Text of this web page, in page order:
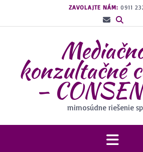
obsah
ZAVOLAJTE NÁM: 0911
konzultačné
–
mimosúdne riešenie